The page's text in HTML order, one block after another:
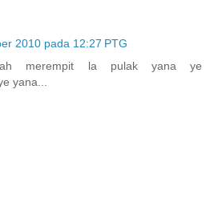
2010 pada 12:27 PTG
dah merempit la pulak yana ye
yana...